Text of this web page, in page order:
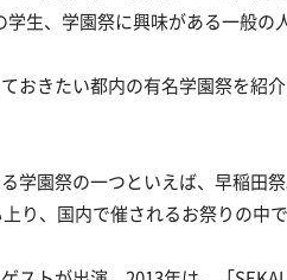
学生、学園祭に興味がある一般の
おきたい都内の有名学園祭を紹介
学園祭の一つといえば、早稲田
り、国内で催されるお祭りの中